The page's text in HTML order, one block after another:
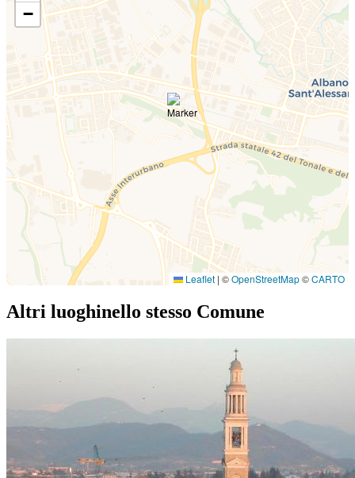
−
Leaflet | ©OpenStreetMap©CARTO
Altri luoghinello stesso Comune